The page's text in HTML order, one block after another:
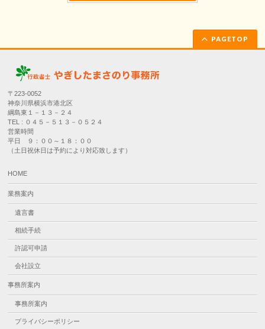
PAGETOP
〒223-0052
神奈川県横浜市港北区
綱島東１－１３－２４
TEL : ０４５－５１３－０５２４
営業時間
平日 ９：００～１８：００
（土日祝休日は予約により対応致します）
HOME
業務案内
遺言書
相続手続
許認可申請
会社設立
事務所案内
事務所案内
プライバシーポリシー